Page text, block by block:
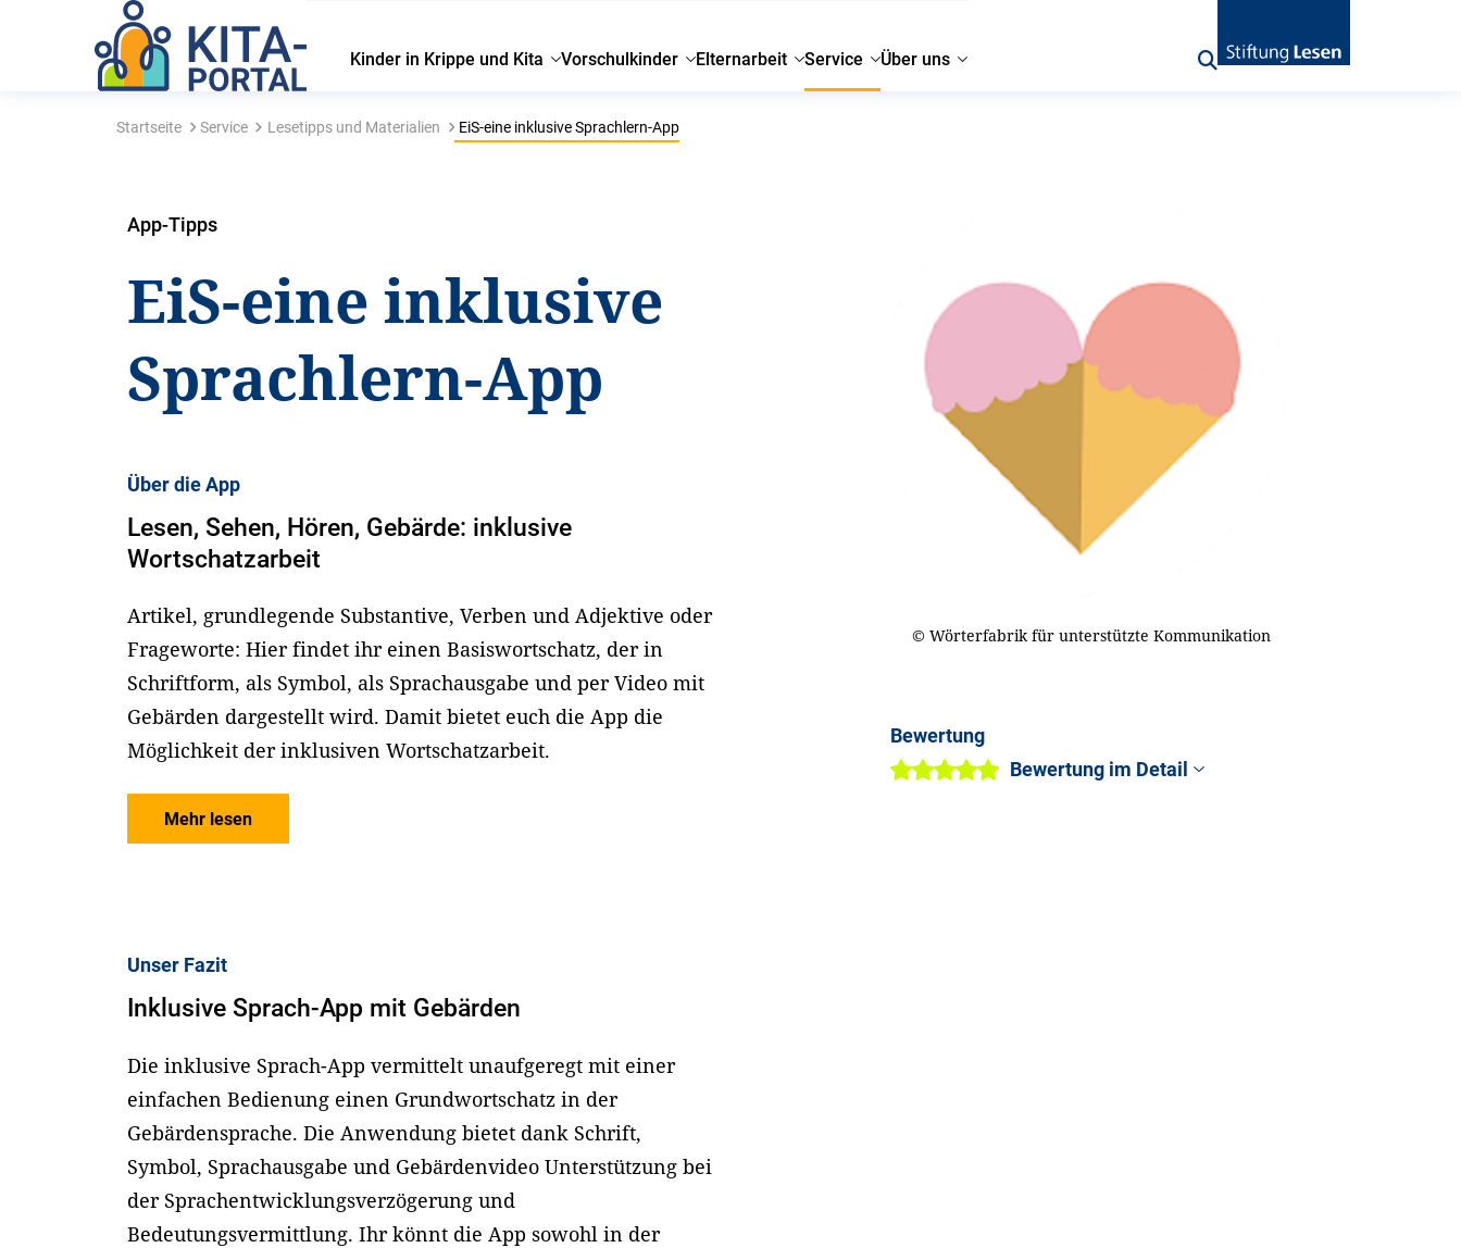
Kinder in Krippe und Kita Vorschulkinder Elternarbeit Service Über uns
Startseite Service Lesetipps und Materialien EiS-eine inklusive Sprachlern-App
App-Tipps
EiS-eine inklusive
Sprachlern-App
Über die App
Lesen, Sehen, Hören, Gebärde: inklusive
Wortschatzarbeit
Artikel, grundlegende Substantive, Verben und Adjektive oder
Frageworte: Hier findet ihr einen Basiswortschatz, der in
Schriftform, als Symbol, als Sprachausgabe und per Video mit
Gebärden dargestellt wird. Damit bietet euch die App die
Möglichkeit der inklusiven Wortschatzarbeit.
Mehr lesen
Unser Fazit
Inklusive Sprach-App mit Gebärden
Die inklusive Sprach-App vermittelt unaufgeregt mit einer
einfachen Bedienung einen Grundwortschatz in der
Gebärdensprache. Die Anwendung bietet dank Schrift,
Symbol, Sprachausgabe und Gebärdenvideo Unterstützung bei
der Sprachentwicklungsverzögerung und
Bedeutungsvermittlung. Ihr könnt die App sowohl in der
© Wörterfabrik für unterstützte Kommunikation
Bewertung
Bewertung im Detail